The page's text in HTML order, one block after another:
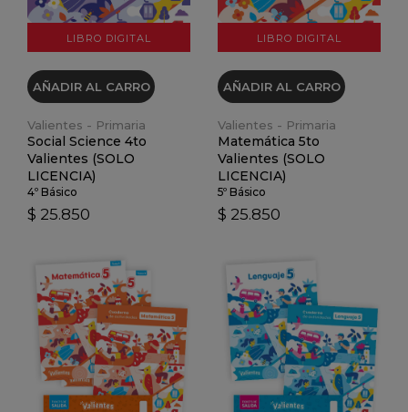
LIBRO DIGITAL
AÑADIR AL CARRO
Valientes - Primaria
Social Science 4to
Valientes (SOLO
LICENCIA)
4º Básico
$ 25.850
LIBRO DIGITAL
AÑADIR AL CARRO
Valientes - Primaria
Matemática 5to
Valientes (SOLO
LICENCIA)
5º Básico
$ 25.850
VER DETALLES VER DETALLES